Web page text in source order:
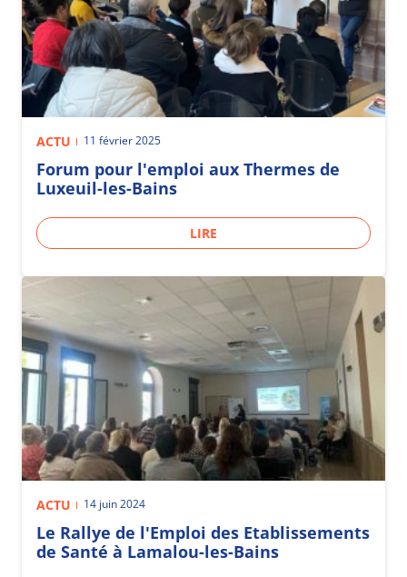
ACTU 11 février 2025
Forum pour l'emploi aux Thermes de
Luxeuil-les-Bains
LIRE
ACTU 14 juin 2024
Le Rallye de l'Emploi des Etablissements
de Santé à Lamalou-les-Bains